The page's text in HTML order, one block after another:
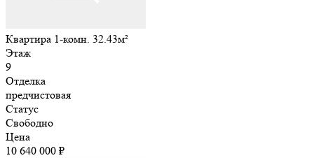
Квартира 1-комн. 32.43м²
Этаж
9
Отделка
предчистовая
Статус
Свободно
Цена
10 640 000 ₽